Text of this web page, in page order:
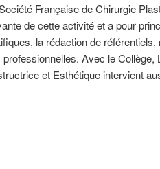
Française de Chirurgie
de cette activité et a pour
la rédaction de
Avec le Collège,
et Esthétique intervient